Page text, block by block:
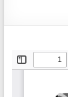
公